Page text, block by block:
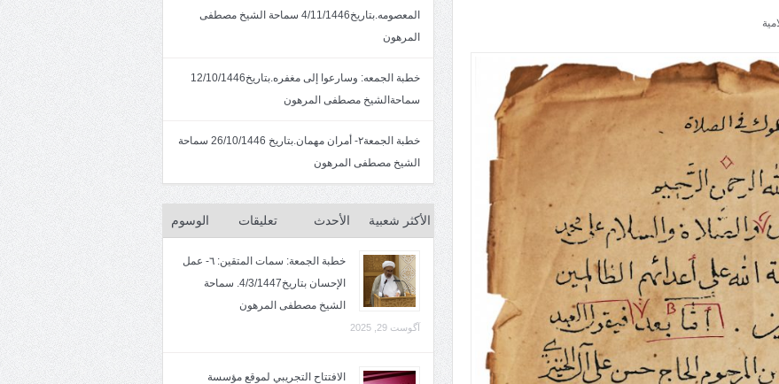
المعصومه.بتاريخ4/11/1446 سماحة الشيخ مصطفى
المرهون
خطبة الجمعه: وسارعوا إلى مغفره.بتاريخ12/10/1446
سماحةالشيخ مصطفى المرهون
خطبة الجمعة٢- أمران مهمان.بتاريخ 26/10/1446 سماحة
الشيخ مصطفى المرهون
الأكثر شعبية الأحدث تعليقات الوسوم
خطبة الجمعة: سمات المتقين: ٦- عمل
الإحسان بتاريخ4/3/1447. سماحة
الشيخ مصطفى المرهون
آگوست 29, 2025
الافتتاح التجريبي لموقع مؤسسة